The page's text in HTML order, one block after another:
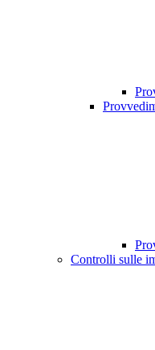
Controlli sulle